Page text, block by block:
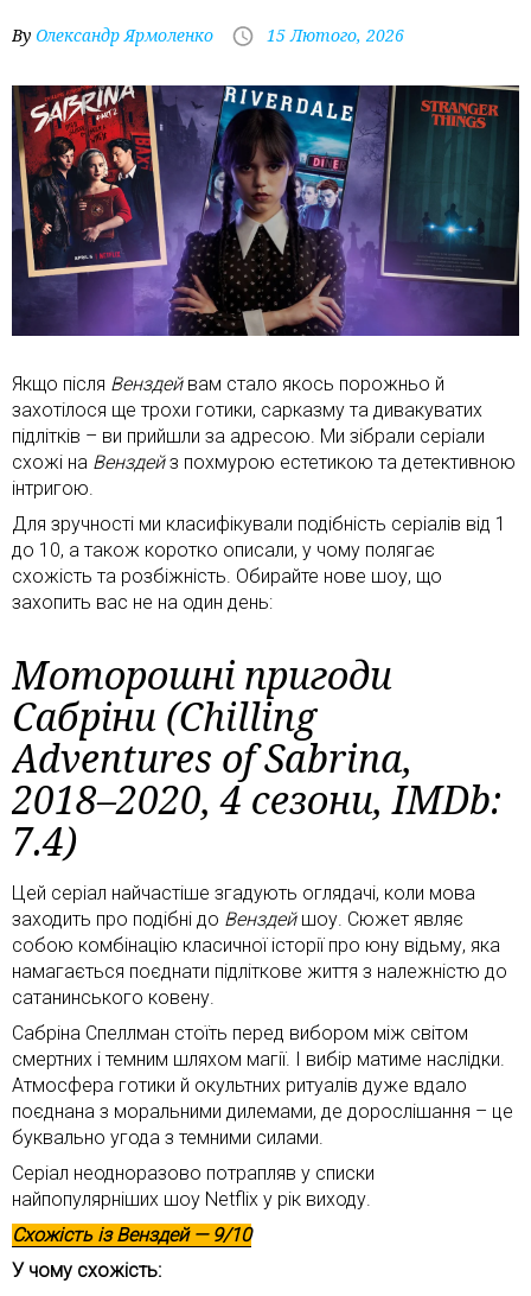
By Олександр Ярмоленко 15 Лютого, 2026
Якщо після Венздейвам стало якось порожньо й
захотілося ще трохи готики, сарказму та дивакуватих
підлітків – ви прийшли за адресою. Ми зібрали серіали
схожі на Венздейз похмурою естетикою та детективною
інтригою.
Для зручності ми класифікували подібність серіалів від 1
до 10, а також коротко описали, у чому полягає
схожість та розбіжність. Обирайте нове шоу, що
захопить вас не на один день:
Моторошні пригоди
Сабріни (Chilling
Adventures of Sabrina,
2018–2020, 4 сезони, IMDb:
7.4)
Цей серіал найчастіше згадують оглядачі, коли мова
заходить про подібні до Венздейшоу. Сюжет являє
собою комбінацію класичної історії про юну відьму, яка
намагається поєднати підліткове життя з належністю до
сатанинського ковену.
Сабріна Спеллман стоїть перед вибором між світом
смертних і темним шляхом магії. І вибір матиме наслідки.
Атмосфера готики й окультних ритуалів дуже вдало
поєднана з моральними дилемами, де дорослішання – це
буквально угода з темними силами.
Серіал неодноразово потрапляв у списки
найпопулярніших шоу Netflix у рік виходу.
Схожість ізВенздей— 9/10
У чому схожість: